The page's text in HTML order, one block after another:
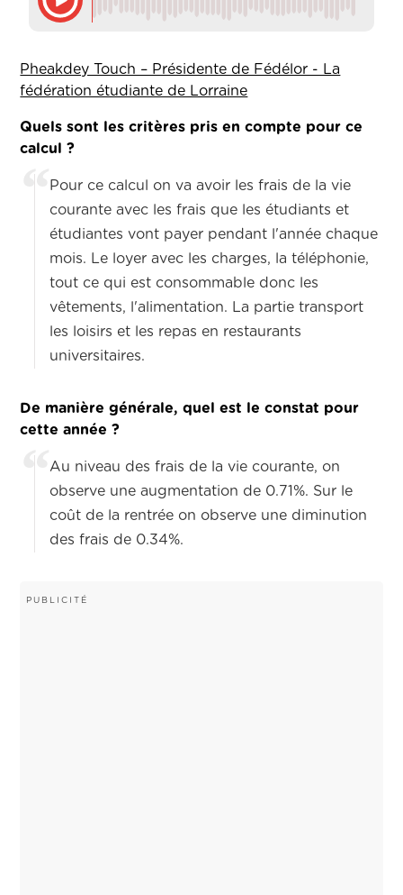
Pheakdey Touch – Présidente de Fédélor - La
fédération étudiante de Lorraine
Quels sont les critères pris en compte pour ce
calcul ?
Pour ce calcul on va avoir les frais de la vie
courante avec les frais que les étudiants et
étudiantes vont payer pendant l'année chaque
mois. Le loyer avec les charges, la téléphonie,
tout ce qui est consommable donc les
vêtements, l'alimentation. La partie transport
les loisirs et les repas en restaurants
universitaires.
De manière générale, quel est le constat pour
cette année ?
Au niveau des frais de la vie courante, on
observe une augmentation de 0.71%. Sur le
coût de la rentrée on observe une diminution
des frais de 0.34%.